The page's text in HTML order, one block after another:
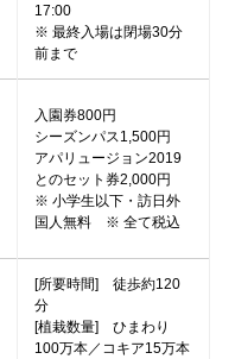
17:00
※ 最終入場は閉場30分
前まで
入園券800円
シーズンパス1,500円
アパリュージョン2019
とのセット券2,000円
※ 小学生以下・訪日外
国人無料 ※ 全て税込
[所要時間] 徒歩約120
分
[植栽数量] ひまわり
100万本／コキア15万本